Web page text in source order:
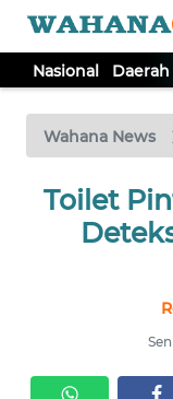
Nasional Daerah
Wahana News
Toilet
TV
Tutup
NASIONAL
KRIMINAL